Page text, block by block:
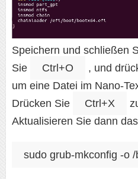
Speichern und schließen
Sie
Ctrl+O , und
um eine Datei im Nano-
Drücken Sie
Ctrl+X
Aktualisieren Sie dann
sudo grub-mkconfig -o